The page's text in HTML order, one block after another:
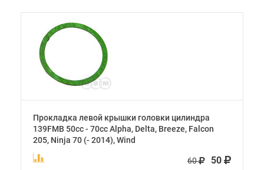
Прокладка левой крышки головки цилиндра
139FMB 50cc - 70cc Alpha, Delta, Breeze, Falcon
205, Ninja 70 (- 2014), Wind
60 50